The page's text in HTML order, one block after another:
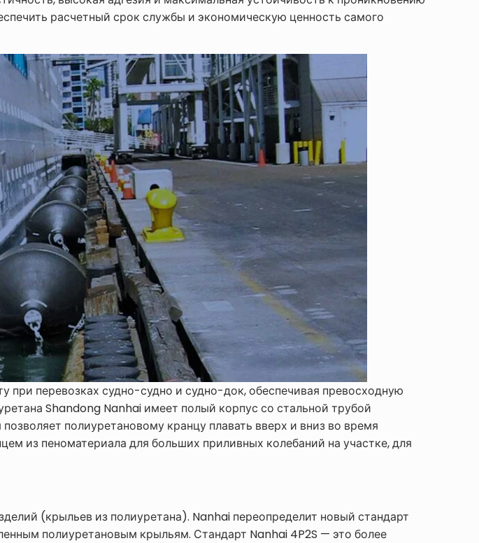
расчетный срок службы и экономическую ценность самого
перевозках судно-судно и судно-док, обеспечивая превосходную
Shandong Nanhai имеет полый корпус со стальной трубой
полиуретановому кранцу плавать вверх и вниз во время
из пеноматериала для больших приливных колебаний на участке, для
(крыльев из полиуретана). Nanhai переопределит новый стандарт
полиуретановым крыльям. Стандарт Nanhai 4P2S — это более